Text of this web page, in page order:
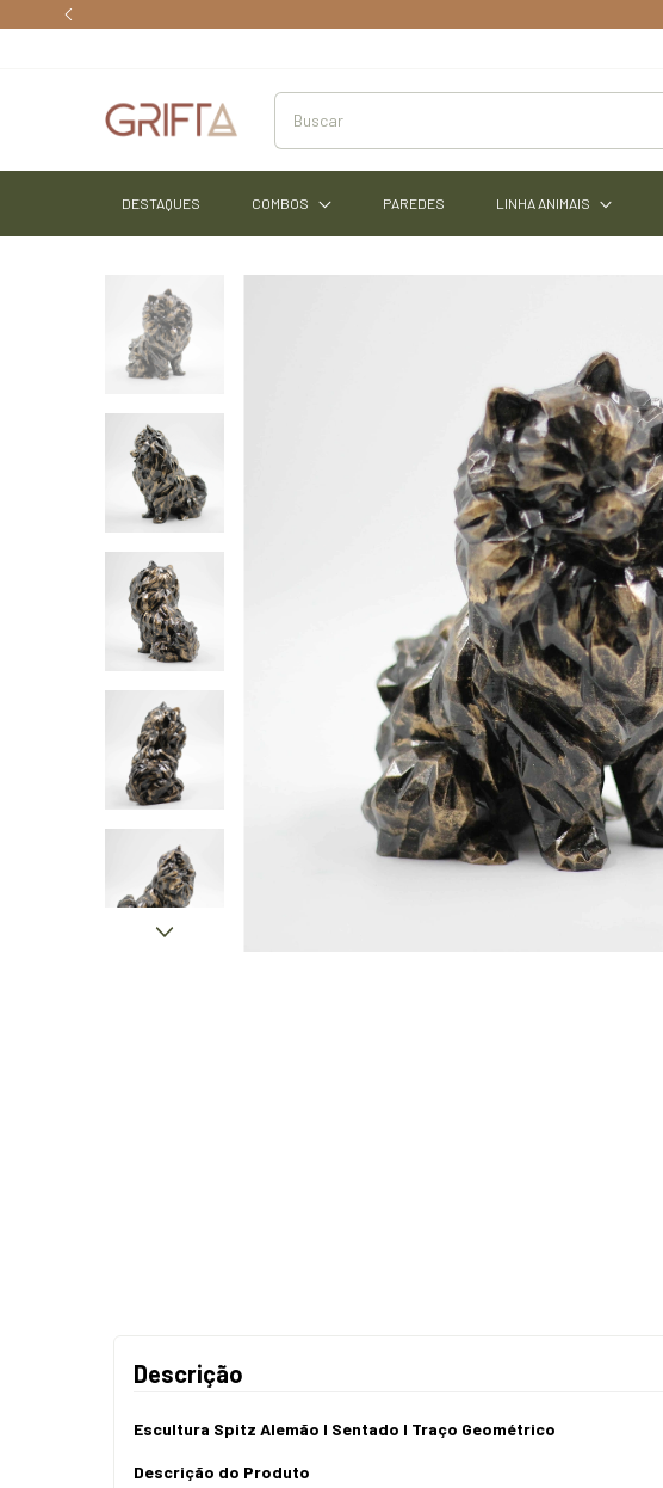
DESTAQUES COMBOS PAREDES LINHA ANIMAIS
Descrição
Escultura Spitz Alemão I Sentado I Traço Geométrico
Descrição do Produto